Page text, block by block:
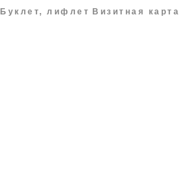
Буклет, лифлет Визитная карта